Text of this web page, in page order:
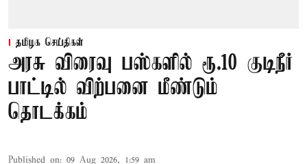
தமிழக செய்திகள்
அரசு விரைவு பஸ்களில் ரூ.10 குடிநீர்
பாட்டில் விற்பனை மீண்டும்
தொடக்கம்
Published on: 09 Aug 2026, 1:59 am